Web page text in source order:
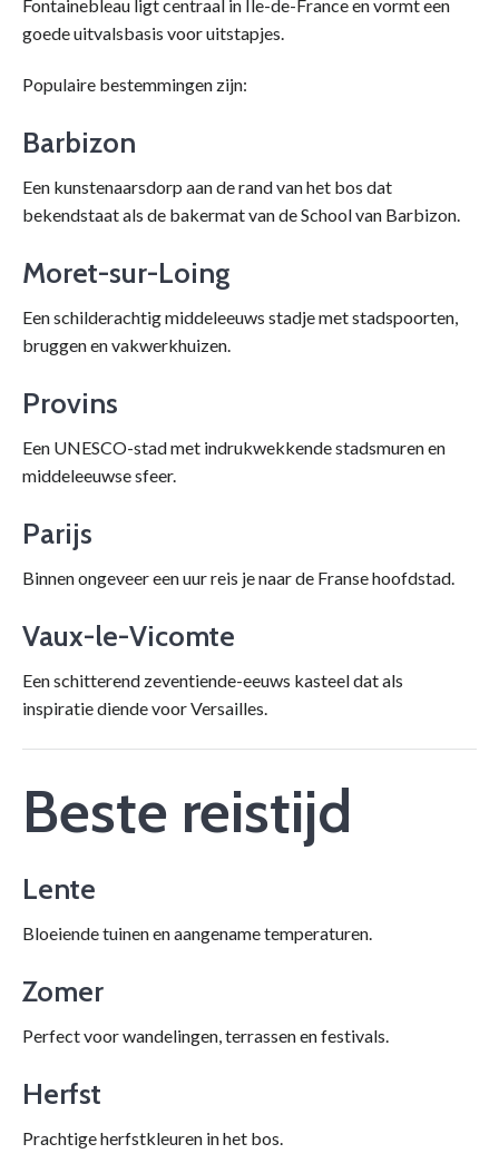
Fontainebleau ligt centraal in Île-de-France en vormt een
goede uitvalsbasis voor uitstapjes.
Populaire bestemmingen zijn:
Barbizon
Een kunstenaarsdorp aan de rand van het bos dat
bekendstaat als de bakermat van de School van Barbizon.
Moret-sur-Loing
Een schilderachtig middeleeuws stadje met stadspoorten,
bruggen en vakwerkhuizen.
Provins
Een UNESCO-stad met indrukwekkende stadsmuren en
middeleeuwse sfeer.
Parijs
Binnen ongeveer een uur reis je naar de Franse hoofdstad.
Vaux-le-Vicomte
Een schitterend zeventiende-eeuws kasteel dat als
inspiratie diende voor Versailles.
Beste reistijd
Lente
Bloeiende tuinen en aangename temperaturen.
Zomer
Perfect voor wandelingen, terrassen en festivals.
Herfst
Prachtige herfstkleuren in het bos.